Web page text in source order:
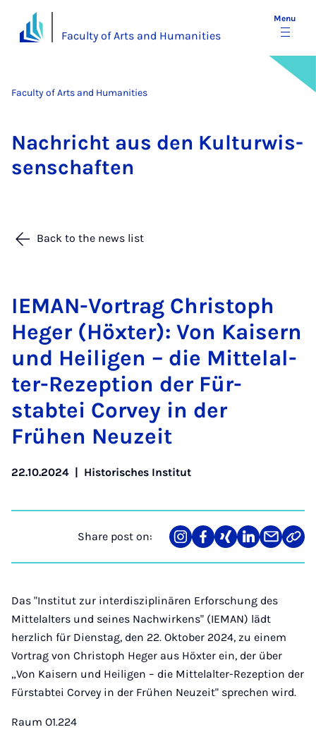
Faculty of Arts and Humanities
Menu
Faculty of Arts and Humanities
Na­chricht aus den Kul­tur­wis­
senschaften
Back to the news list
IE­MAN-Vor­trag Chris­toph
Heger (Höx­ter): Von Kais­ern
und Hei­li­gen – die Mit­telal­
ter-Rezep­tion der Für­
stabtei Cor­vey in der
Frühen Neuzeit
22.10.2024 | Historisches Institut
Share post on:
Share
on
Teilen
auf
Teilen
auf
Teilen
auf
Teilen
über
Link
Das "Institut zur interdisziplinären Erforschung des
Mittelalters und seines Nachwirkens" (IEMAN) lädt
herzlich für Dienstag, den 22. Oktober 2024, zu einem
Vortrag von Christoph Heger aus Höxter ein, der über
„Von Kaisern und Heiligen – die Mittelalter-Rezeption der
Fürstabtei Corvey in der Frühen Neuzeit" sprechen wird.
Raum O1.224